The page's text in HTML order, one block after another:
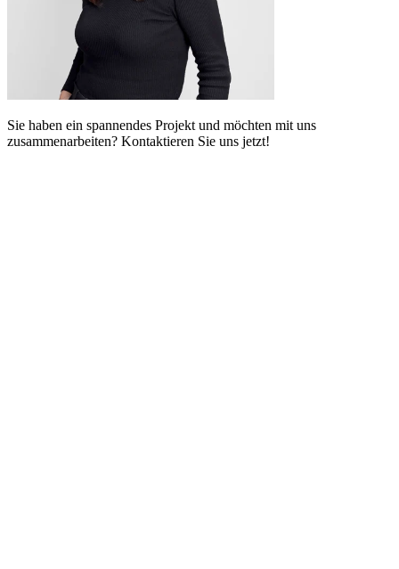
Sie haben ein spannendes Projekt und möchten mit uns
zusammenarbeiten? Kontaktieren Sie uns jetzt!